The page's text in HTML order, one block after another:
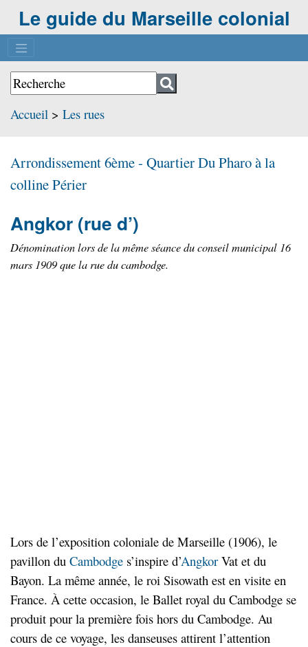
Le guide du Marseille colonial
Accueil > Les rues
Arrondissement 6ème - QuartierDu Pharo à la
colline Périer
Angkor (rue d’)
Dénomination lors de la même séance du conseil municipal 16
mars 1909 que la rue du cambodge.
Lors de l’exposition coloniale de Marseille (1906), le
pavillon du Cambodge s’inspire d’Angkor Vat et du
Bayon. La même année, le roi Sisowath est en visite en
France. À cette occasion, le Ballet royal du Cambodge se
produit pour la première fois hors du Cambodge. Au
cours de ce voyage, les danseuses attirent l’attention